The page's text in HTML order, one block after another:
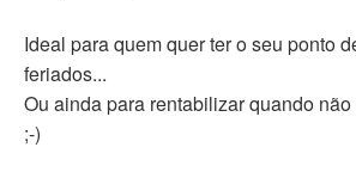
Ideal para quem quer ter o seu ponto
feriados...
Ou ainda para rentabilizar quando
;-)